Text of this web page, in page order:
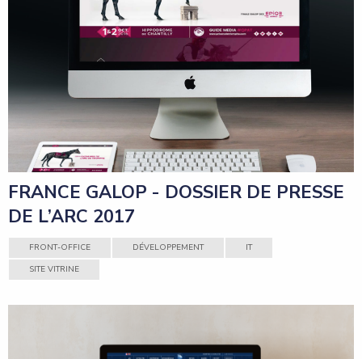
FRANCE GALOP - DOSSIER DE PRESSE
DE L’ARC 2017
FRONT-OFFICE DÉVELOPPEMENT
IT
SITE VITRINE